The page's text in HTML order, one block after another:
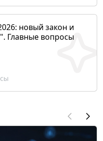
новый закон и
Главные вопросы